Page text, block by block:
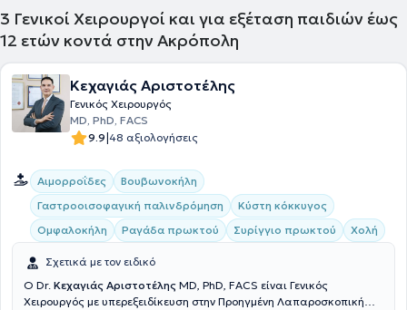
3 Γενικοί Χειρουργοί και για εξέταση παιδιών έως
12 ετών κοντά στην Ακρόπολη
Κεχαγιάς Αριστοτέλης
Γενικός Χειρουργός
MD, PhD, FACS
9.9|48 αξιολογήσεις
Αιμορροΐδες
Βουβωνοκήλη
Γαστροοισοφαγική παλινδρόμηση
Κύστη κόκκυγος
Ομφαλοκήλη
Ραγάδα πρωκτού Συρίγγιο πρωκτού Χολή
Σχετικά με τον ειδικό
Ο Dr. Κεχαγιάς Αριστοτέλης MD, PhD, FACS είναι Γενικός
Χειρουργός με υπερεξειδίκευση στην Προηγμένη Λαπαροσκοπική